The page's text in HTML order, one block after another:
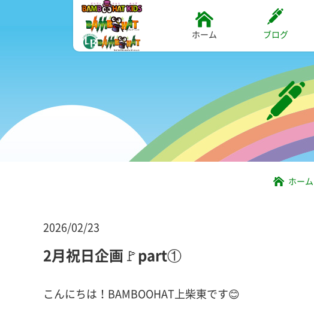
ホーム ブログ
ホーム
2026/02/23
2月祝日企画🚩part①
こんにちは！BAMBOOHAT上柴東です😊